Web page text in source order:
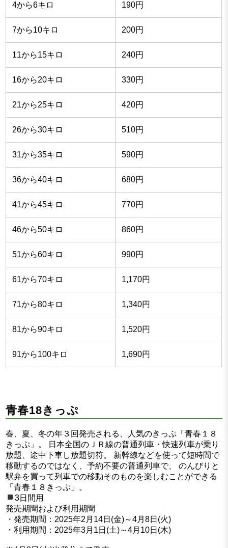
4から6キロ 190円
7から10キロ 200円
11から15キロ 240円
16から20キロ 330円
21から25キロ 420円
26から30キロ 510円
31から35キロ 590円
36から40キロ 680円
41から45キロ 770円
46から50キロ 860円
51から60キロ 990円
61から70キロ 1,170円
71から80キロ 1,340円
81から90キロ 1,520円
91から100キロ 1,690円
青春18きっぷ
春、夏、冬の年３回発売される、人気のきっぷ「青春１８
きっぷ」。 日本全国のＪＲ線の普通列車・快速列車が乗り
放題、途中下車し放題切符。 新幹線などを使って短時間で
移動するのではなく、予約不要の普通列車で、 のんびりと
駅弁を買って列車での移動そのものを楽しむことができる
「青春１８きっぷ」。
3日間用
発売期間および利用期間
・発売期間：2025年2月14日(金)～4月8日(火)
・利用期間：2025年3月1日(土)～4月10日(木)